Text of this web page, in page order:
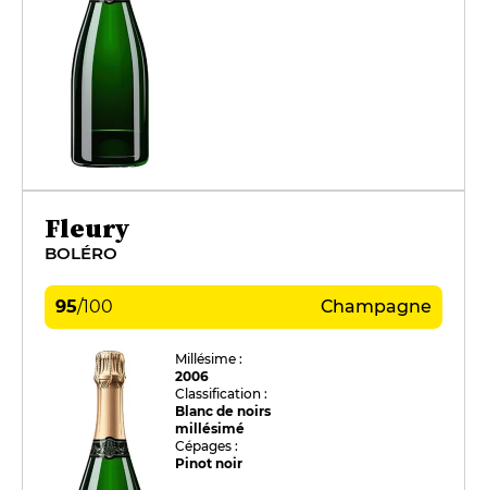
Fleury
BOLÉRO
95/100 Champagne
Millésime :
2006
Classification :
Blanc de noirs
millésimé
Cépages :
Pinot noir